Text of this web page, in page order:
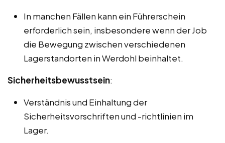
In manchen Fällen kann ein Führerschein
erforderlich sein, insbesondere wenn der Job
die Bewegung zwischen verschiedenen
Lagerstandorten in Werdohl beinhaltet.
Sicherheitsbewusstsein:
Verständnis und Einhaltung der
Sicherheitsvorschriften und -richtlinien im
Lager.